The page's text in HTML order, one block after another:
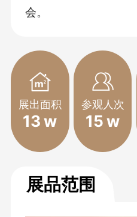
会。
展出面积
13 w
参观人次
15w
展品范围